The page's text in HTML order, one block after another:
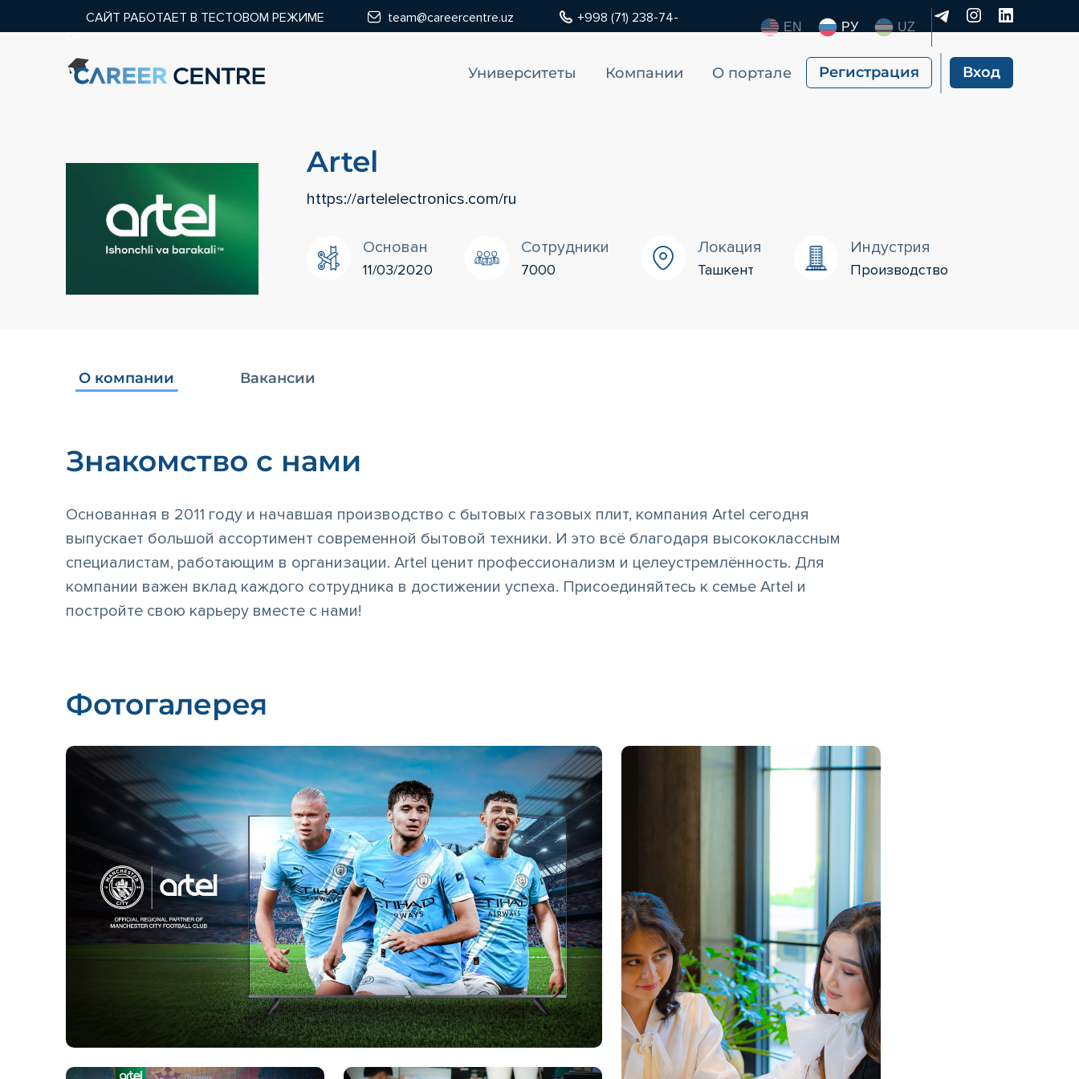
САЙТ РАБОТАЕТ В ТЕСТОВОМ РЕЖИМЕ team@careercentre.uz
+998 (71) 238-74-
08
EN РУ UZ
Университеты Компании О портале Регистрация Вход
Artel
https://artelelectronics.com/ru
Основан
11/03/2020
Сотрудники
7000
Локация
Ташкент
Индустрия
Производство
О компании Вакансии
Знакомство с нами
Основанная в 2011 году и начавшая производство с бытовых газовых плит, компания Artel сегодня
выпускает большой ассортимент современной бытовой техники. И это всё благодаря высококлассным
специалистам, работающим в организации. Artel ценит профессионализм и целеустремлённость. Для
компании важен вклад каждого сотрудника в достижении успеха. Присоединяйтесь к семье Artel и
постройте свою карьеру вместе с нами!
Фотогалерея